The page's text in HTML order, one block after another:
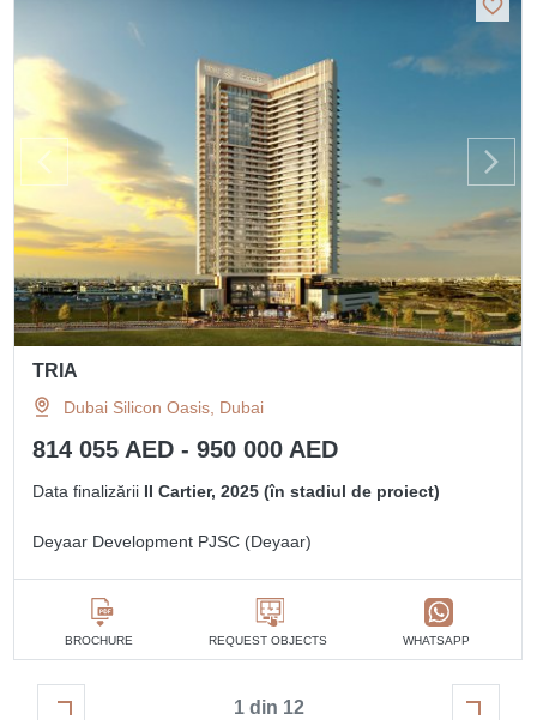
TRIA
Dubai Silicon Oasis, Dubai
814 055 AED - 950 000 AED
Data finalizării II Cartier, 2025 (în stadiul de proiect)
Deyaar Development PJSC (Deyaar)
BROCHURE REQUEST OBJECTS WHATSAPP
1 din 12